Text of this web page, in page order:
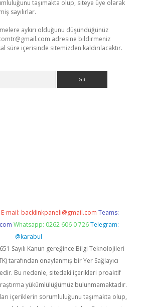
taşımakta olup, siteye üye olarak
sayılırlar.
aykırı olduğunu düşündüğünüz
adresine bildirmeniz
süre içerisinde sitemizden kaldırılacaktır.
E-mail: backlinkpaneli@gmail.com Teams:
Whatsapp: 0262 606 0 726 Telegram:
@karabul
Sayılı Kanun gereğince Bilgi Teknolojileri
tarafından onaylanmış bir Yer Sağlayıcı
Bu nedenle, sitedeki içerikleri proaktif
yükümlülüğümüz bulunmamaktadır.
içeriklerin sorumluluğunu taşımakta olup,